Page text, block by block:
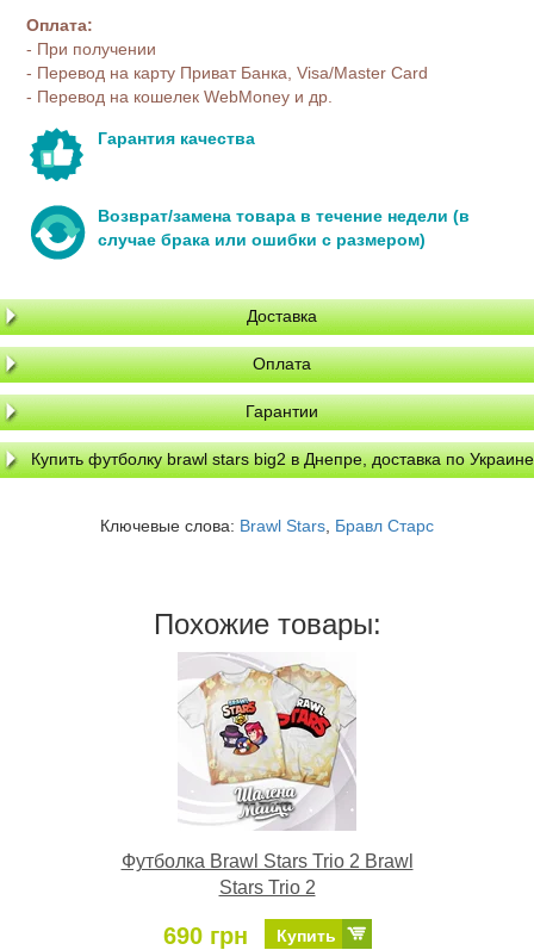
Оплата:
- При получении
- Перевод на карту Приват Банка, Visa/Master Card
- Перевод на кошелек WebMoney и др.
Гарантия качества
Возврат/замена товара в течение недели (в
случае брака или ошибки с размером)
Доставка
Оплата
Гарантии
Купить футболку brawl stars big2 в Днепре, доставка по Украине
Ключевые слова: Brawl Stars Бравл Старс
Похожие товары:
Футболка Brawl Stars Trio 2 Brawl
Stars Trio 2
690 грн Купить